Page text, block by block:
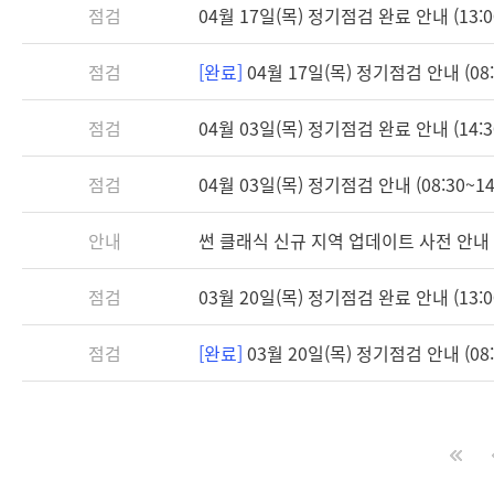
점검 04월 17일(목) 정기점검 완료 안내
점검 [완료] 04월 17일(목) 정기점검 안내
점검 04월 03일(목) 정기점검 완료 안내
점검 04월 03일(목) 정기점검 안내
안내 썬 클래식 신규 지역 업데이트 사전 안내
점검 03월 20일(목) 정기점검 완료 안내
점검 [완료] 03월 20일(목) 정기점검 안내